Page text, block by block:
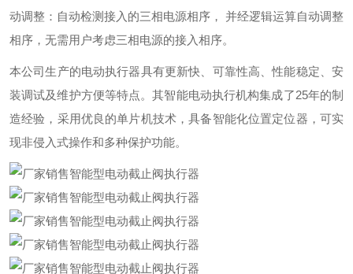
动调整：自动检测接入的三相电源相序， 并经逻辑运算自动调整
相序，无需用户考虑三相电源的接入相序。
本公司生产的电动执行器具有更新快、可靠性高、性能稳定、安
装调试及维护方便等特点。其智能电动执行机构集成了25年的制
造经验，采用优良的单片机技术，具备智能化位置定位器，可实
现非侵入式操作和多种保护功能。